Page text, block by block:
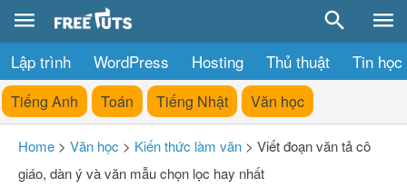
Lập trình WordPress Hosting Thủ thuật Tin học
Tiếng Anh Toán Tiếng Nhật Văn học
Home > Văn học > Kiến thức làm văn > Viết đoạn văn tả cô
giáo, dàn ý và văn mẫu chọn lọc hay nhất